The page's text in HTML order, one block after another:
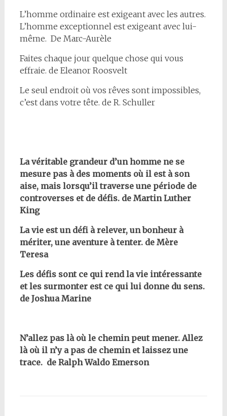
L’homme ordinaire est exigeant avec les autres.
L’homme exceptionnel est exigeant avec lui-
même. De Marc-Aurèle
Faites chaque jour quelque chose qui vous
effraie. de Eleanor Roosvelt
Le seul endroit où vos rêves sont impossibles,
c’est dans votre tête. de R. Schuller
La véritable grandeur d’un homme ne se
mesure pas à des moments où il est à son
aise, mais lorsqu’il traverse une période de
controverses et de défis. de Martin Luther
King
La vie est un défi à relever, un bonheur à
mériter, une aventure à tenter. de Mère
Teresa
Les défis sont ce qui rend la vie intéressante
et les surmonter est ce qui lui donne du sens.
de Joshua Marine
N’allez pas là où le chemin peut mener. Allez
là où il n’y a pas de chemin et laissez une
trace. de Ralph Waldo Emerson